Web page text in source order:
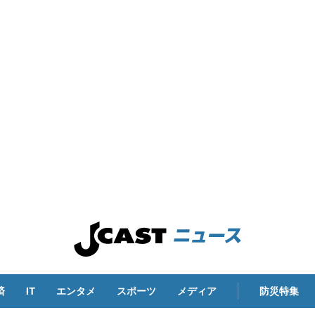
IT エンタメ スポーツ メディア 防災特集